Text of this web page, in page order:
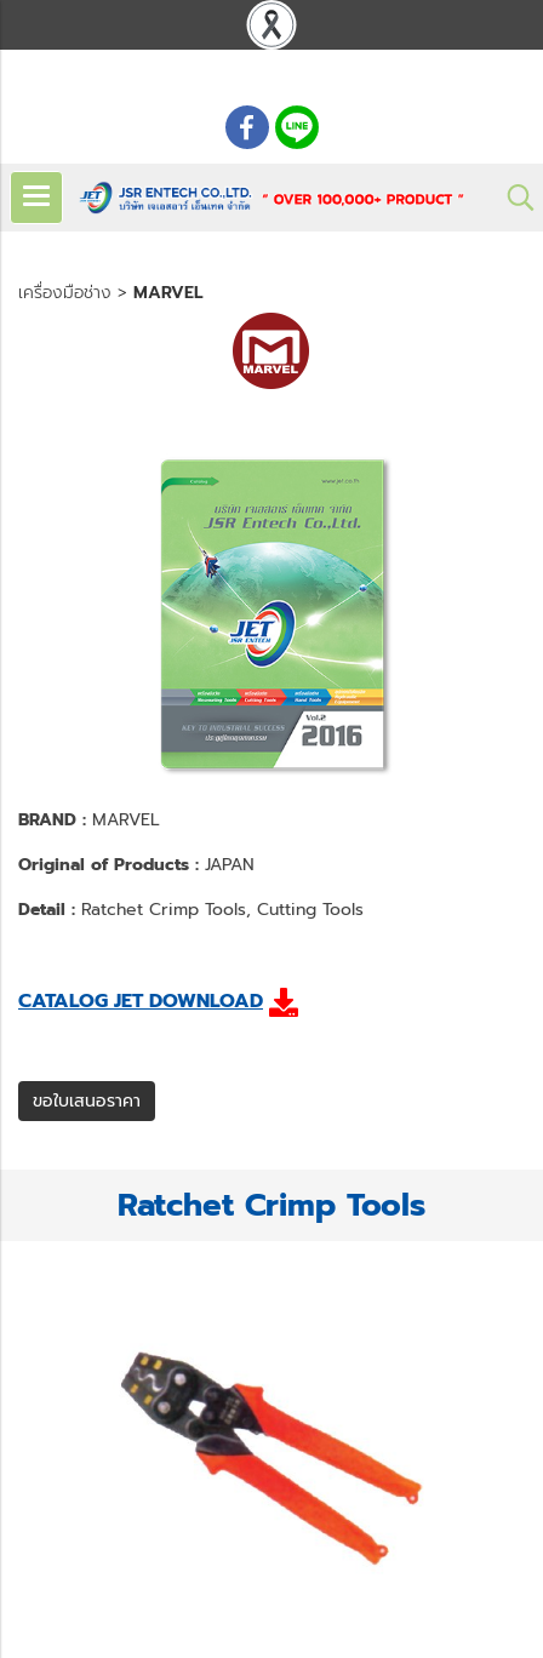
เครื่องมือช่าง > MARVEL
BRAND : MARVEL
Original of Products : JAPAN
Detail : Ratchet Crimp Tools, Cutting Tools
CATALOG JET DOWNLOAD
ขอใบเสนอราคา
Ratchet Crimp Tools